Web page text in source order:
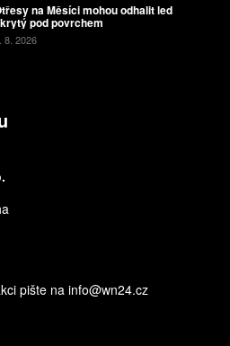
na Měsíci mohou odhalit led
pod povrchem
8. 2026
pište na info@wn24.cz